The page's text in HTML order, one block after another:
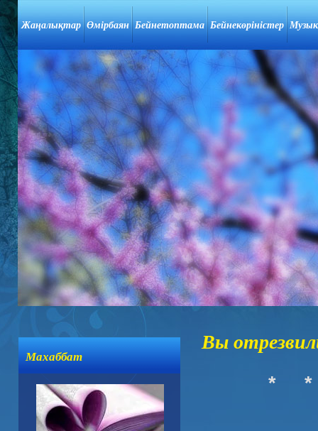
Жаңалықтар Өмірбаян Бейнетоптама Бейнекөріністер
Махаббат
Вы
* *